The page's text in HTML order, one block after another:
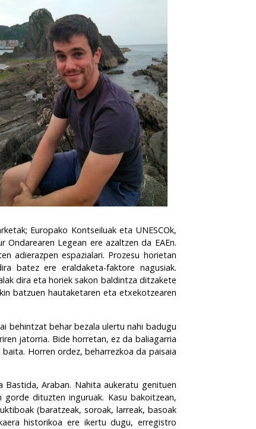
Europako Kontseiluak eta UNESCOk,
Legean ere azaltzen da EAEn.
adierazpen espazialari. Prozesu horietan
batez ere eraldaketa-faktore nagusiak.
dira eta horiek sakon baldintza ditzakete
batzuen hautaketaren eta etxekotzearen
behintzat behar bezala ulertu nahi badugu
jatorria. Bide horretan, ez da baliagarria
Horren ordez, beharrezkoa da paisaia
Bastida, Araban. Nahita aukeratu genituen
dituzten inguruak. Kasu bakoitzean,
(baratzeak, soroak, larreak, basoak
historikoa ere ikertu dugu, erregistro